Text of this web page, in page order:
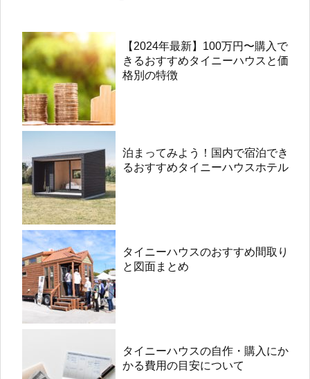
【2024年最新】100万円〜購入で
きるおすすめタイニーハウスと価
格別の特徴
泊まってみよう！国内で宿泊でき
るおすすめタイニーハウスホテル
タイニーハウスのおすすめ間取り
と図面まとめ
タイニーハウスの自作・購入にか
かる費用の目安について